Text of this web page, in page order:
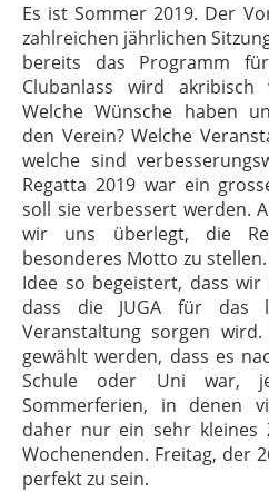
Es ist Sommer 2019. Der
zahlreichen jährlichen
bereits das Programm
Clubanlass wird
Welche Wünsche haben
den Verein? Welche
welche sind
Regatta 2019 war ein
soll sie verbessert werden.
wir uns überlegt, die
besonderes Motto zu
Idee so begeistert, dass
dass die JUGA für das
Veranstaltung sorgen
gewählt werden, dass es
Schule oder Uni war,
Sommerferien, in denen
daher nur ein sehr kleines
Wochenenden. Freitag, der
perfekt zu sein.